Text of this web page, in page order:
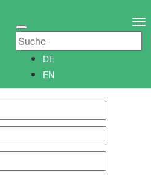
Bpanda Newsletter!
regelmäßig über alle Neuigkeiten
um Bpanda.
DE
EN